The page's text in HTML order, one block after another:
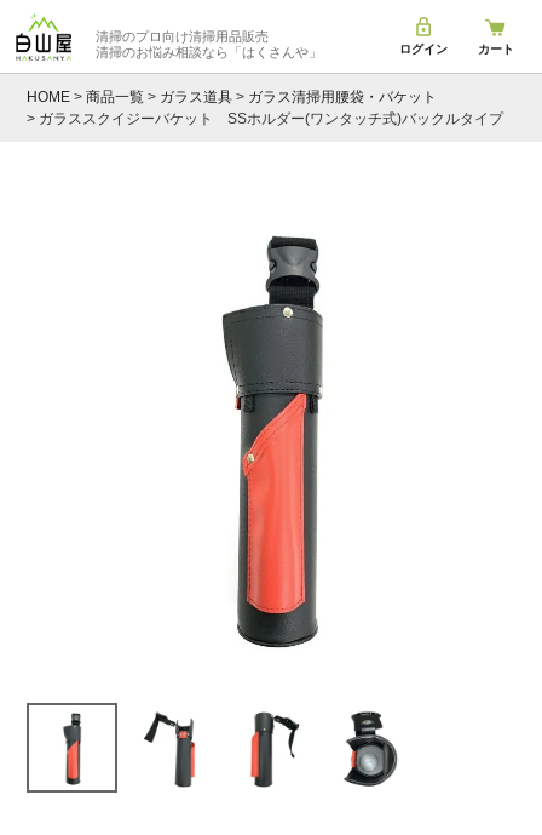
清掃のプロ向け清掃用品販売
清掃のお悩み相談なら 「はくさんや」 ログイン カート
HOME 商品一覧 ガラス道具
ガラス清掃用腰袋・バケット
ガラススクイジーバケット SSホルダー(ワンタッチ式)バックルタイプ